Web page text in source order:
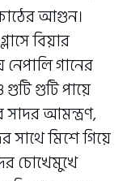
আগুন।
বিয়ার
গানের
গুটি পায়ে
সাদর আমন্ত্রণ,
মিশে গিয়ে
চোখেমুখে